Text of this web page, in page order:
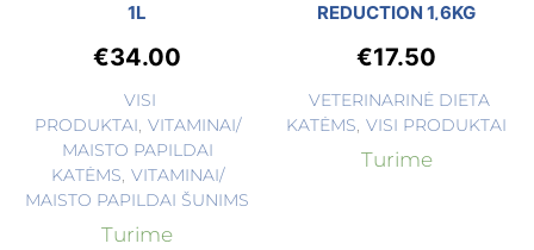
1L
€34.00
VISI
PRODUKTAI VITAMINAI/
MAISTO PAPILDAI
KATĖMS VITAMINAI/
MAISTO PAPILDAI ŠUNIMS
Turime
REDUCTION 1,6KG
€17.50
VETERINARINĖ DIETA
KATĖMS VISI PRODUKTAI
Turime